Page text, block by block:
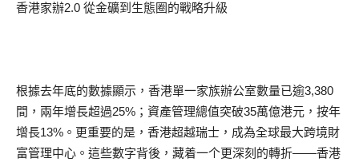
香港家辦2.0 從金礦到生態圈的戰略升級
根據去年底的數據顯示，香港單一家族辦公室數量已逾3,380
間，兩年增長超過25%；資產管理總值突破35萬億港元，按年
增長13%。更重要的是，香港超越瑞士，成為全球最大跨境財
富管理中心。這些數字背後，藏着一个更深刻的轉折——香港